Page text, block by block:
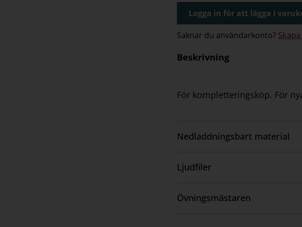
Logga in för att lägga i
Saknar du användarkonto?
Beskrivning
För kompletteringsköp. För
Nedladdningsbart material
Visa
Ljudfiler
Visa
Övningsmästaren
Visa